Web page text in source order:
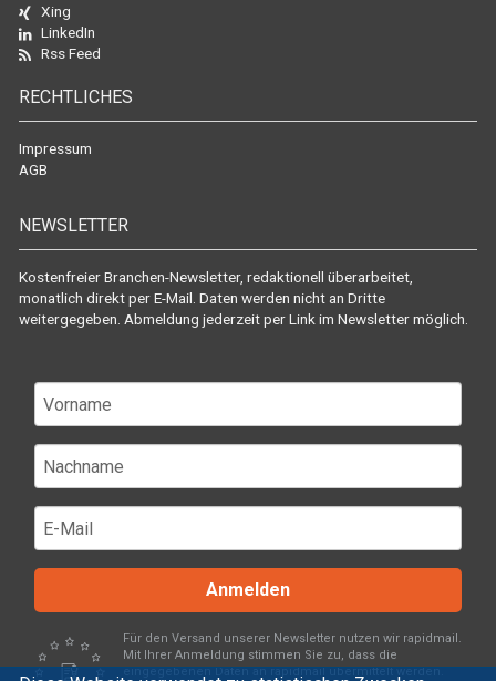
Xing
LinkedIn
Rss Feed
RECHTLICHES
Impressum
AGB
NEWSLETTER
Kostenfreier Branchen-Newsletter, redaktionell überarbeitet,
monatlich direkt per E-Mail. Daten werden nicht an Dritte
weitergegeben. Abmeldung jederzeit per Link im Newsletter möglich.
Anmelden
Für den Versand unserer Newsletter nutzen wir rapidmail.
Mit Ihrer Anmeldung stimmen Sie zu, dass die
eingegebenen Daten an rapidmail übermittelt werden.